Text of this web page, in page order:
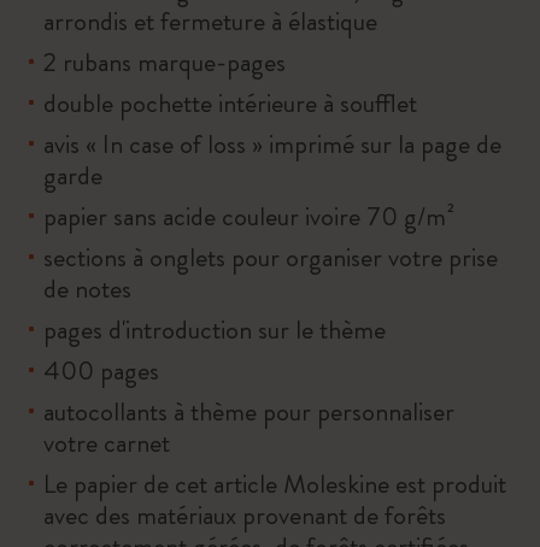
arrondis et fermeture à élastique
2 rubans marque-pages
double pochette intérieure à soufflet
avis « In case of loss » imprimé sur la page de
garde
papier sans acide couleur ivoire 70 g/m²
sections à onglets pour organiser votre prise
de notes
pages d'introduction sur le thème
400 pages
autocollants à thème pour personnaliser
votre carnet
Le papier de cet article Moleskine est produit
avec des matériaux provenant de forêts